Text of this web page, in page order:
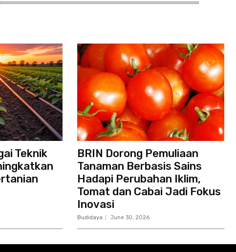
Teknik
BRIN Dorong Pemuliaan
Tanaman Berbasis Sains
Hadapi Perubahan Iklim,
Tomat dan Cabai Jadi Fokus
Inovasi
Budidaya June 30, 2026